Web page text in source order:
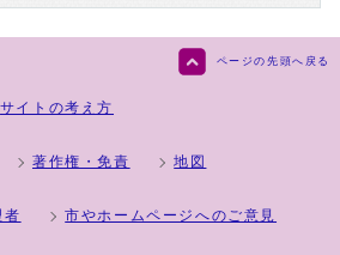
ページの先頭へ戻る
サイトの考え方
著作権・免責 地図
者 市やホームページへのご意見